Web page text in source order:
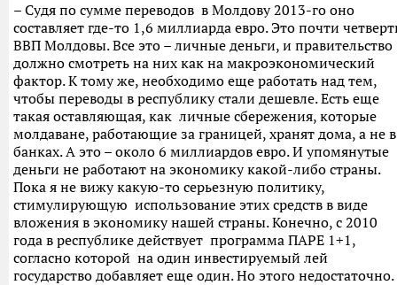
– Судя по сумме переводов в Молдову 2013-го оно
составляет где-то 1,6 миллиарда евро. Это почти
ВВП Молдовы. Все это – личные деньги, и правительство
должно смотреть на них как на макроэкономический
фактор. К тому же, необходимо еще работать над тем,
чтобы переводы в республику стали дешевле. Есть еще
такая оставляющая, как личные сбережения, которые
молдаване, работающие за границей, хранят дома, а не в
банках. А это – около 6 миллиардов евро. И упомянутые
деньги не работают на экономику какой-либо страны.
Пока я не вижу какую-то серьезную политику,
стимулирующую использование этих средств в виде
вложения в экономику нашей страны. Конечно, с 2010
года в республике действует программа ПАРЕ 1+1,
согласно которой на один инвестируемый лей
государство добавляет еще один. Но этого недостаточно.